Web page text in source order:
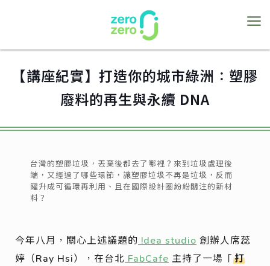
【講座紀實】打造你的城市綠洲：塑膠
廢料的再生與永續 DNA
台灣的塑膠垃圾，丟棄後都去了哪裡？來到垃圾處理後
端，又經過了哪些環節，讓塑膠垃圾不再是垃圾，反而
躍升成可循環再利用、且在國際設計圈紛紛關注的新材
料？
今年八月，關心上述議題的 !dea studio 創辦人席蕊
婷（Ray Hsi），在台北 FabCafe 主持了一場「打